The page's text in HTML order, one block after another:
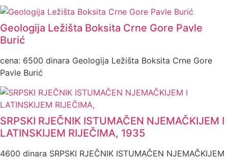
Geologija Ležišta Boksita Crne Gore Pavle
Burić
cena: 6500 dinara Geologija Ležišta Boksita Crne Gore
Pavle Burić
SRPSKI RJEČNIK ISTUMAČEN NJEMAČKIJEM I
LATINSKIJEM RIJEČIMA, 1935
4600 dinara SRPSKI RJEČNIK ISTUMAČEN NJEMAČKIJEM